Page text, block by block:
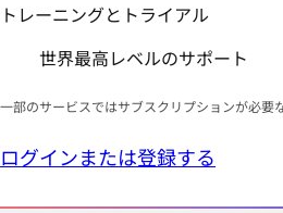
トレーニングとトライアル
世界最高レベルのサポート
一部のサービスではサブスクリプションが必要
ログインまたは登録する